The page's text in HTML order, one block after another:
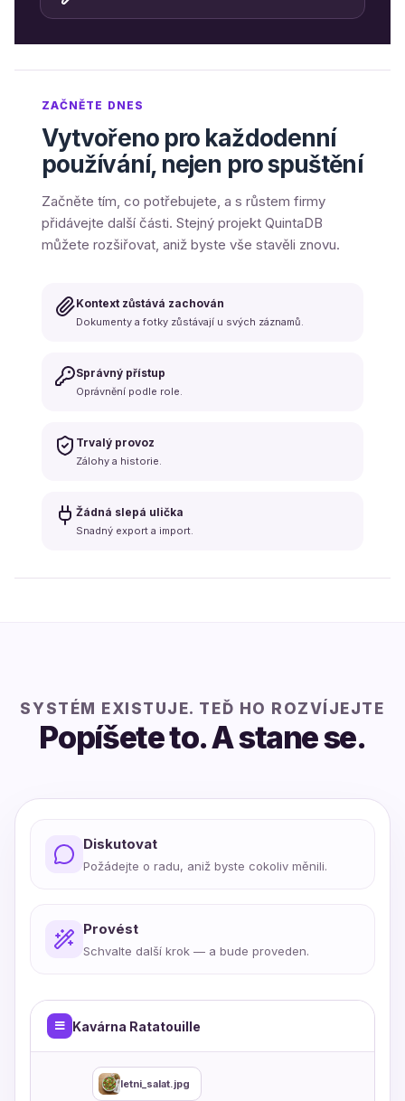
ZAČNĚTE DNES
Vytvořeno pro každodenní
používání, nejen pro spuštění
Začněte tím, co potřebujete, a s růstem firmy
přidávejte další části. Stejný projekt QuintaDB
můžete rozšiřovat, aniž byste vše stavěli znovu.
Kontext zůstává zachován
Dokumenty a fotky zůstávají u svých záznamů.
Správný přístup
Oprávnění podle role.
Trvalý provoz
Zálohy a historie.
Žádná slepá ulička
Snadný export a import.
SYSTÉM EXISTUJE. TEĎ HO ROZVÍJEJTE
Popíšete to. A stane se.
Diskutovat
Požádejte o radu, aniž byste cokoliv měnili.
Provést
Schvalte další krok — a bude proveden.
Kavárna Ratatouille
letni_salat.jpg